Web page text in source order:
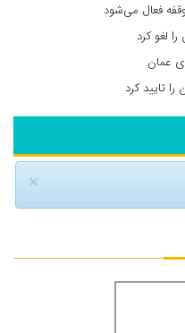
فعال می‌شود
لغو کرد
عمان
تایید کرد
×